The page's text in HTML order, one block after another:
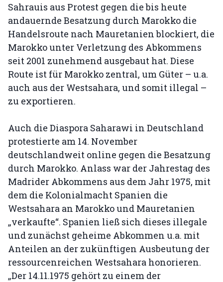
Sahrauis aus Protest gegen die bis heute
andauernde Besatzung durch Marokko die
Handelsroute nach Mauretanien blockiert, die
Marokko unter Verletzung des Abkommens
seit 2001 zunehmend ausgebaut hat. Diese
Route ist für Marokko zentral, um Güter – u.a.
auch aus der Westsahara, und somit illegal –
zu exportieren.
Auch die Diaspora Saharawi in Deutschland
protestierte am 14. November
deutschlandweit online gegen die Besatzung
durch Marokko. Anlass war der Jahrestag des
Madrider Abkommens aus dem Jahr 1975, mit
dem die Kolonialmacht Spanien die
Westsahara an Marokko und Mauretanien
„verkaufte“. Spanien ließ sich dieses illegale
und zunächst geheime Abkommen u.a. mit
Anteilen an der zukünftigen Ausbeutung der
ressourcenreichen Westsahara honorieren.
„Der 14.11.1975 gehört zu einem der